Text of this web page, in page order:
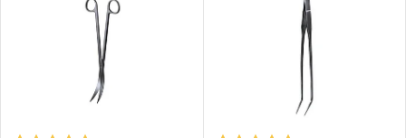
Nejprodávanější